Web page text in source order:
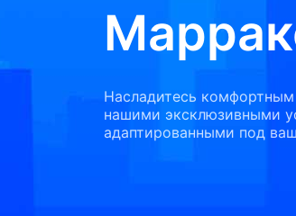
Насладитесь
нашими эксклюзивными
адаптированными под